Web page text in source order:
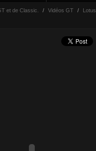
et de Classic. / Vidéos GT / Lotus